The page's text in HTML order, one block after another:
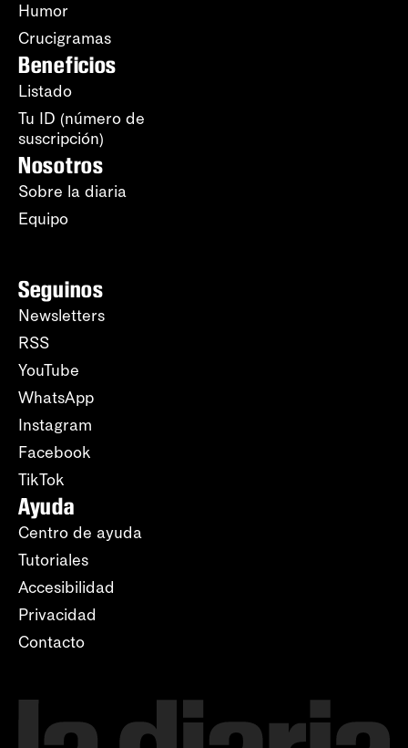
Humor
Crucigramas
Beneficios
Listado
Tu ID (número de
suscripción)
Nosotros
Sobre la diaria
Equipo
Seguinos
Newsletters
RSS
YouTube
WhatsApp
Instagram
Facebook
TikTok
Ayuda
Centro de ayuda
Tutoriales
Accesibilidad
Privacidad
Contacto